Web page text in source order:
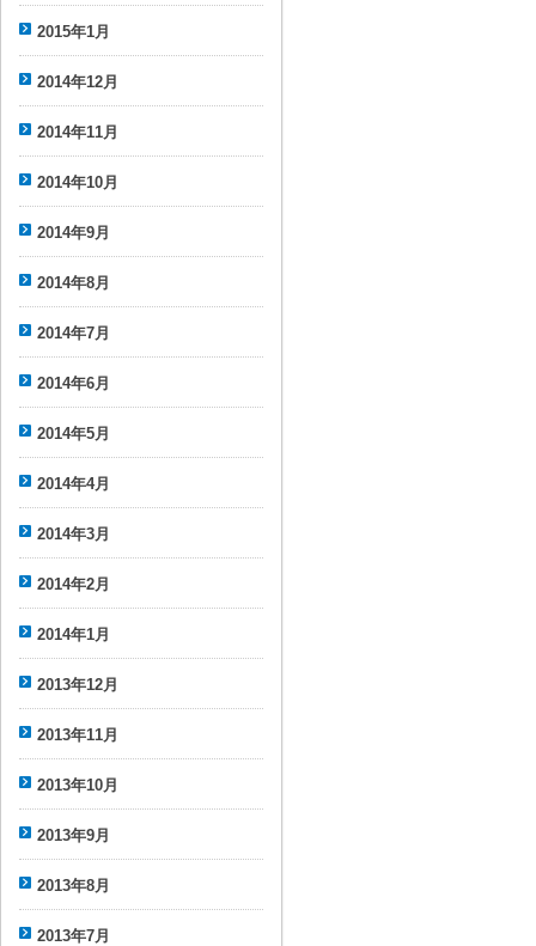
2015年1月
2014年12月
2014年11月
2014年10月
2014年9月
2014年8月
2014年7月
2014年6月
2014年5月
2014年4月
2014年3月
2014年2月
2014年1月
2013年12月
2013年11月
2013年10月
2013年9月
2013年8月
2013年7月